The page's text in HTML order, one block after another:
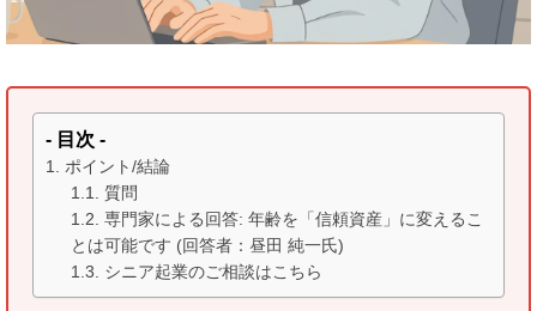
- 目次 -
ポイント/結論
質問
専門家による回答: 年齢を「信頼資産」に変えるこ
とは可能です (回答者：昼田 純一氏)
シニア起業のご相談はこちら